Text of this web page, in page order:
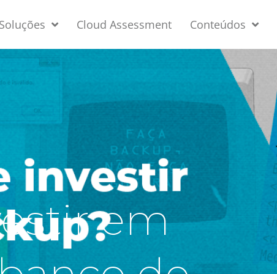
Soluções Cloud Assessment Conteúdos
em